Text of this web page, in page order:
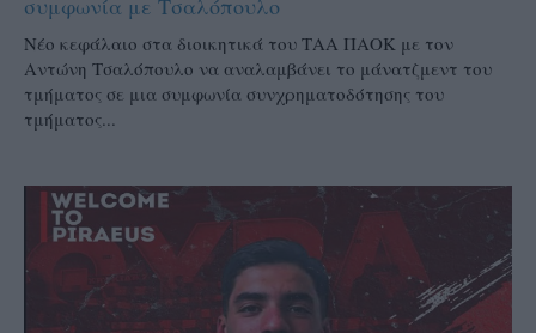
συμφωνία με Τσαλόπουλο
Νέο κεφάλαιο στα διοικητικά του ΤΑΑ ΠΑΟΚ με τον
Αντώνη Τσαλόπουλο να αναλαμβάνει το μάνατζμεντ του
τμήματος σε μια συμφωνία συνχρηματοδότησης του
τμήματος...